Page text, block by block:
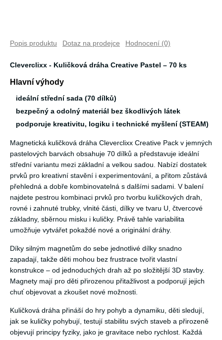
Popis produktu Dotaz na prodejce Hodnocení (0)
Cleverclixx - Kuličková dráha Creative Pastel – 70 ks
Hlavní výhody
ideální střední sada (70 dílků)
bezpečný a odolný materiál bez škodlivých látek
podporuje kreativitu, logiku i technické myšlení (STEAM)
Magnetická kuličková dráha Cleverclixx Creative Pack v jemných
pastelových barvách obsahuje 70 dílků a představuje ideální
střední variantu mezi základní a velkou sadou. Nabízí dostatek
prvků pro kreativní stavění i experimentování, a přitom zůstává
přehledná a dobře kombinovatelná s dalšími sadami. V balení
najdete pestrou kombinaci prvků pro tvorbu kuličkových drah,
rovné i zahnuté trubky, vlnité části, dílky ve tvaru U, čtvercové
základny, sběrnou misku i kuličky. Právě tahle variabilita
umožňuje vytvářet pokaždé nové a originální dráhy.
Díky silným magnetům do sebe jednotlivé dílky snadno
zapadají, takže děti mohou bez frustrace tvořit vlastní
konstrukce – od jednoduchých drah až po složitější 3D stavby.
Magnety mají pro děti přirozenou přitažlivost a podporují jejich
chuť objevovat a zkoušet nové možnosti.
Kuličková dráha přináší do hry pohyb a dynamiku, děti sledují,
jak se kuličky pohybují, testují stabilitu svých staveb a přirozeně
objevují principy fyziky, jako je gravitace nebo rychlost. Každá